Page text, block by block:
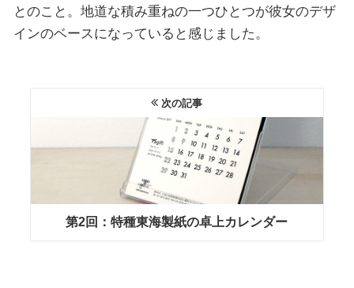
とのこと。地道な積み重ねの一つひとつが彼女のデザ
インのベースになっていると感じました。
次の記事
第2回：特種東海製紙の卓上カレンダー